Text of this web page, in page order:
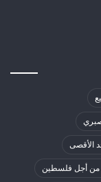
الأقصى
من أجل فلسطين